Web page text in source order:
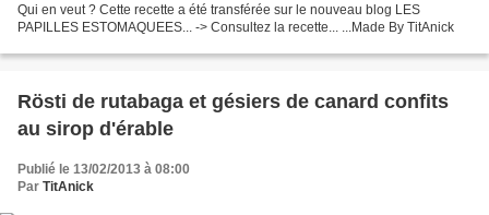
Qui en veut ? Cette recette a été transférée sur le nouveau blog LES
PAPILLES ESTOMAQUEES... -> Consultez la recette... ...Made By TitAnick
Rösti de rutabaga et gésiers de canard confits
au sirop d'érable
Publié le 13/02/2013 à 08:00
Par TitAnick